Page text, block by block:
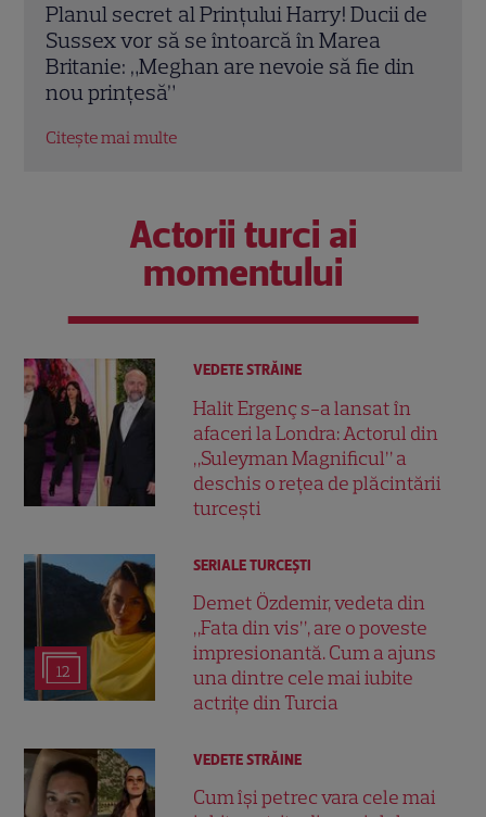
Meghan Markle, apariție surpriză la
MasterChef Australia 2026. Ducesa de
Sussex a dezvăluit ce gătește pentru
Prințul Harry
Citește mai multe
Actorii turci ai
momentului
VEDETE STRĂINE
Halit Ergenç s-a lansat în
afaceri la Londra: Actorul din
„Suleyman Magnificul” a
deschis o rețea de plăcintării
turcești
12
SERIALE TURCEŞTI
Demet Özdemir, vedeta din
„Fata din vis”, are o poveste
impresionantă. Cum a ajuns
una dintre cele mai iubite
actrițe din Turcia
VEDETE STRĂINE
Cum își petrec vara cele mai